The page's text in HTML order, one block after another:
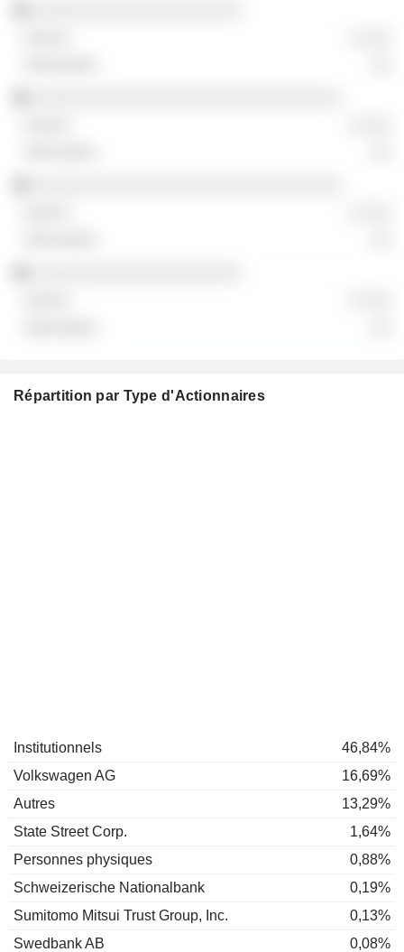
Répartition par Type d'Actionnaires
Institutionnels
46,84%
Volkswagen AG
16,69%
Autres
13,29%
State Street Corp.
1,64%
Personnes physiques
0,88%
Schweizerische Nationalbank
0,19%
Sumitomo Mitsui Trust Group, Inc.
0,13%
Swedbank AB
0,08%